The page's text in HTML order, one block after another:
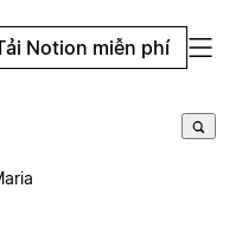
Notion miễn phí